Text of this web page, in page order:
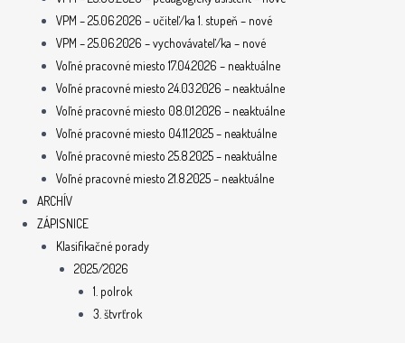
VPM – 25.06.2026 – učiteľ/ka 1. stupeň – nové
VPM – 25.06.2026 – vychovávateľ/ka – nové
Voľné pracovné miesto 17.04.2026 – neaktuálne
Voľné pracovné miesto 24.03.2026 – neaktuálne
Voľné pracovné miesto 08.01.2026 – neaktuálne
Voľné pracovné miesto 04.11.2025 – neaktuálne
Voľné pracovné miesto 25.8.2025 – neaktuálne
Voľné pracovné miesto 21.8.2025 – neaktuálne
ARCHÍV
ZÁPISNICE
Klasifikačné porady
2025/2026
1. polrok
3. štvrťrok